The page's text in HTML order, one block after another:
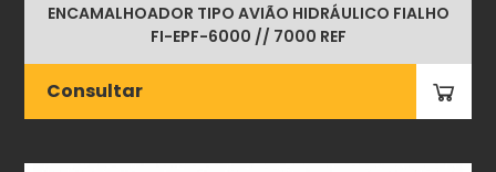
ENCAMALHOADOR TIPO AVIÃO HIDRÁULICO FIALHO
FI-EPF-6000 // 7000 REF
Consultar